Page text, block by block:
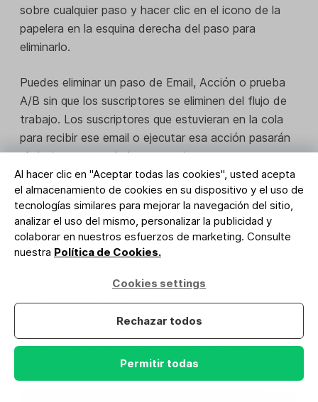
Al hacer clic en "Aceptar todas las cookies", usted acepta
el almacenamiento de cookies en su dispositivo y el uso de
tecnologías similares para mejorar la navegación del sitio,
analizar el uso del mismo, personalizar la publicidad y
colaborar en nuestros esfuerzos de marketing. Consulte
nuestra Política de Cookies.
Cookies settings
Rechazar todos
Permitir todas
sobre cualquier paso y hacer clic en el icono de la
papelera en la esquina derecha del paso para
eliminarlo.
Puedes eliminar un paso de Email, Acción o prueba
A/B sin que los suscriptores se eliminen del flujo de
trabajo. Los suscriptores que estuvieran en la cola
para recibir ese email o ejecutar esa acción pasarán
al siguiente paso de la secuencia una vez que
elimines ese paso. Aprende más sobre cómo eliminar
pasos deprueba A/Ben este artículo.
Al eliminar un paso de Email, tendrás dos opciones:
automatización, pero se guardará en tu cuenta
y podrás restaurarlo.
Eliminar permanentemente:El email y sus
datos se borrarán y no se podrán recuperar.